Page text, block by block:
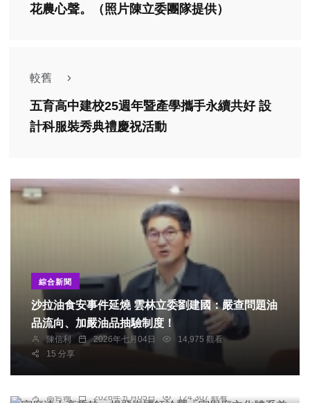
花農心聲。（照片陳立委團隊提供）
較舊
五育高中建校25週年暨產學攜手永續共好 設
計科服裝秀典禮慶祝活動
綜合新聞
沙拉油食安事件延燒 雲林立委劉建國：嚴查問題油
品流向、加嚴油品抽驗制度！
陳信利 2026年七月04日
14,975 觀看
15 分享
專欄
高哲翰 2026年五月05日
124,307 觀看
綜合新聞 健康